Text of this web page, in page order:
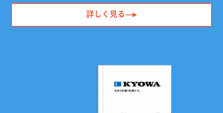
詳しく見る